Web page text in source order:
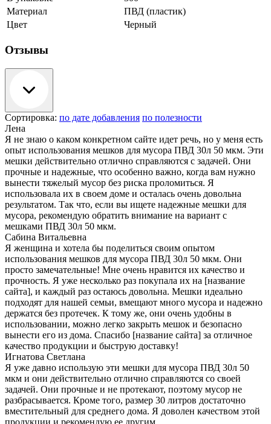
Материал
ПВД (пластик)
Цвет
Черный
Отзывы
Сортировка: по дате добавления по полезности
Лена
Я не знаю о каком конкретном сайте идет речь, но у меня есть
опыт использования мешков для мусора ПВД 30л 50 мкм. Эти
мешки действительно отлично справляются с задачей. Они
прочные и надежные, что особенно важно, когда вам нужно
вынести тяжелый мусор без риска проломиться. Я
использовала их в своем доме и осталась очень довольна
результатом. Так что, если вы ищете надежные мешки для
мусора, рекомендую обратить внимание на вариант с
мешками ПВД 30л 50 мкм.
Сабина Витальевна
Я женщина и хотела бы поделиться своим опытом
использования мешков для мусора ПВД 30л 50 мкм. Они
просто замечательные! Мне очень нравится их качество и
прочность. Я уже несколько раз покупала их на [название
сайта], и каждый раз остаюсь довольна. Мешки идеально
подходят для нашей семьи, вмещают много мусора и надежно
держатся без протечек. К тому же, они очень удобны в
использовании, можно легко закрыть мешок и безопасно
вынести его из дома. Спасибо [название сайта] за отличное
качество продукции и быструю доставку!
Игнатова Светлана
Я уже давно использую эти мешки для мусора ПВД 30л 50
мкм и они действительно отлично справляются со своей
задачей. Они прочные и не протекают, поэтому мусор не
разбрасывается. Кроме того, размер 30 литров достаточно
вместительный для среднего дома. Я доволен качеством этой
продукции и рекомендую ее другим.